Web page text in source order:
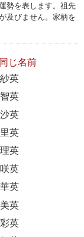
勢を表します。祖先
及びません。家柄を
じ名前
英
英
英
英
英
英
英
英
英